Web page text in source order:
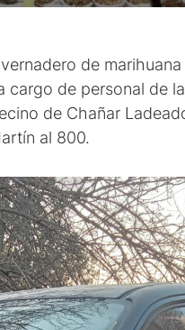
de
de personal de
de Chañar
al 800.